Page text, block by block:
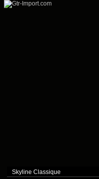
Skyline Classique